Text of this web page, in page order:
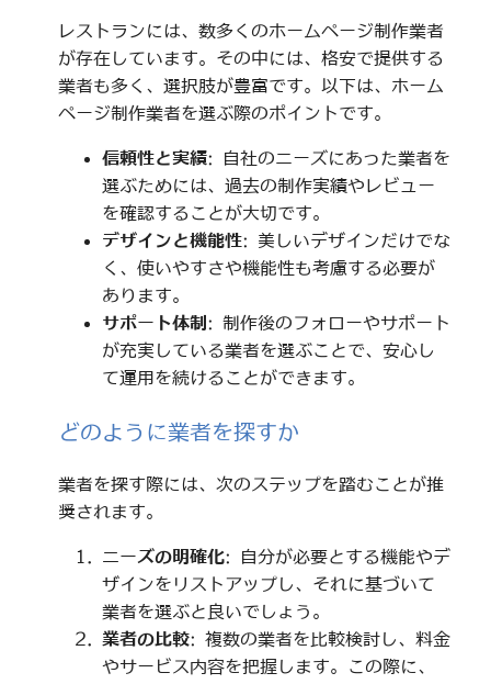
レストランには、数多くのホームページ制作業者
が存在しています。その中には、格安で提供する
業者も多く、選択肢が豊富です。以下は、ホーム
ページ制作業者を選ぶ際のポイントです。
信頼性と実績: 自社のニーズにあった業者を
選ぶためには、過去の制作実績やレビュー
を確認することが大切です。
デザインと機能性: 美しいデザインだけでな
く、使いやすさや機能性も考慮する必要が
あります。
サポート体制 : 制作後のフォローやサポート
が充実している業者を選ぶことで、安心し
て運用を続けることができます。
どのように業者を探すか
業者を探す際には、次のステップを踏むことが推
奨されます。
ニーズの明確化: 自分が必要とする機能やデ
ザインをリストアップし、それに基づいて
業者を選ぶと良いでしょう。
業者の比較: 複数の業者を比較検討し、料金
やサービス内容を把握します。この際に、